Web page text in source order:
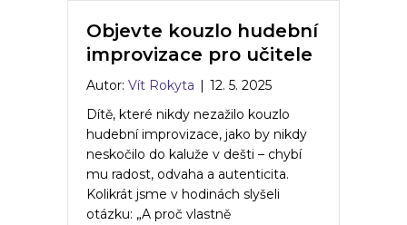
Objevte kouzlo hudební
improvizace pro učitele
Autor: Vít Rokyta
12. 5. 2025
Dítě, které nikdy nezažilo kouzlo
hudební improvizace, jako by nikdy
neskočilo do kaluže v dešti – chybí
mu radost, odvaha a autenticita.
Kolikrát jsme v hodinách slyšeli
otázku: „A proč vlastně